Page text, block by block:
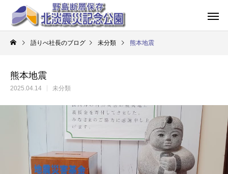
語りべ社長のブログ 未分類 熊本地震
熊本地震
2025.04.14 未分類